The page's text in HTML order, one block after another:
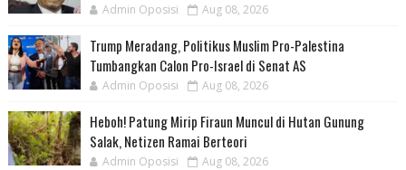
Admin Oposisi Aug 08, 2026
Trump Meradang, Politikus Muslim Pro-Palestina
Tumbangkan Calon Pro-Israel di Senat AS
Admin Oposisi Aug 08, 2026
Heboh! Patung Mirip Firaun Muncul di Hutan Gunung
Salak, Netizen Ramai Berteori
Admin Oposisi Aug 08, 2026